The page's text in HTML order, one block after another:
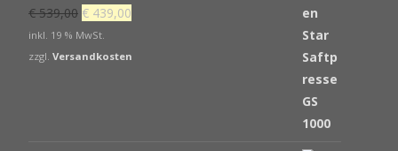
€539,00 Ursprünglicher
Preis
war:
€ 439,00
ist:
inkl. 19 % MwSt.
zzgl. Versandkosten